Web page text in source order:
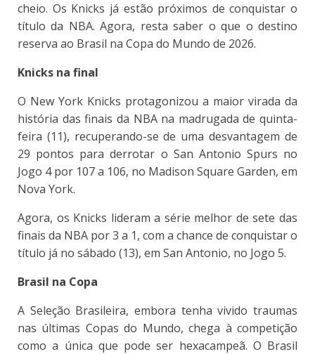
cheio. Os Knicks já estão próximos de conquistar o
título da NBA. Agora, resta saber o que o destino
reserva ao Brasil na Copa do Mundo de 2026.
Knicks na final
O New York Knicks protagonizou a maior virada da
história das finais da NBA na madrugada de quinta-
feira (11), recuperando-se de uma desvantagem de
29 pontos para derrotar o San Antonio Spurs no
Jogo 4 por 107 a 106, no Madison Square Garden, em
Nova York.
Agora, os Knicks lideram a série melhor de sete das
finais da NBA por 3 a 1, com a chance de conquistar o
título já no sábado (13), em San Antonio, no Jogo 5.
Brasil na Copa
A Seleção Brasileira, embora tenha vivido traumas
nas últimas Copas do Mundo, chega à competição
como a única que pode ser hexacampeã. O Brasil